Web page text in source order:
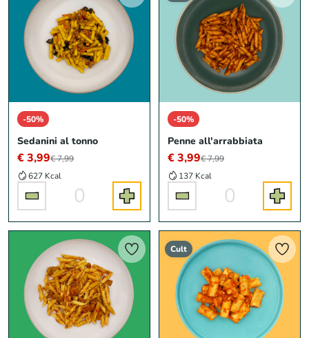
-50%
Sedanini al tonno
€ 3,99€ 7,99
627 Kcal
0
-50%
Penne all'arrabbiata
€ 3,99€ 7,99
137 Kcal
0
Cult